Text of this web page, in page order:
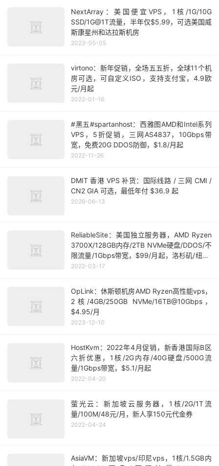
NextArray：美国便宜VPS，1核/1G/10G
SSD/1G@1T流量，半年仅$5.99，可选美国威
斯康星州和达拉斯机房
2023-05-05
virtono：新年促销，全场五五折，全球11个机
房可选，可自定义ISO，支持支付宝，4.9欧
元/月起
2022-01-16
#黑五#spartanhost：西雅图AMD和Intel系列
VPS，5折促销，三网AS4837，10Gbps带
宽，免费20G DDOS防御，$1.8/月起
2022-11-26
DMIT 香港 VPS 补货：国际线路 / 三网 CMI /
CN2 GIA 可选，最低年付 $36.9 起
2026-06-13
ReliableSite：美国独立服务器，AMD Ryzen
3700X/128GB内存/2TB NVMe硬盘/DDOS/不
限流量/1Gbps带宽，$99/月起，洛杉矶/纽约/
迈阿密等机房
2022-03-17
OpLink：休斯顿机房AMD Ryzen高性能vps，
2核/4GB/250GB NVMe/16TB@10Gbps，
$4.95/月
2023-12-10
HostKvm：2022年4月促销，新香港国际B区
六折优惠，1核/2G内存/40G硬盘/500G流
量/1Gbps带宽，$5.1/月起
2022-04-20
萤光云：新加坡云服务器，1核/2G/1T流
量/100M/48元/月，新人享150元代金券
2022-04-24
AsiaVM：新加坡vps/印尼vps，1核/1.5GB内